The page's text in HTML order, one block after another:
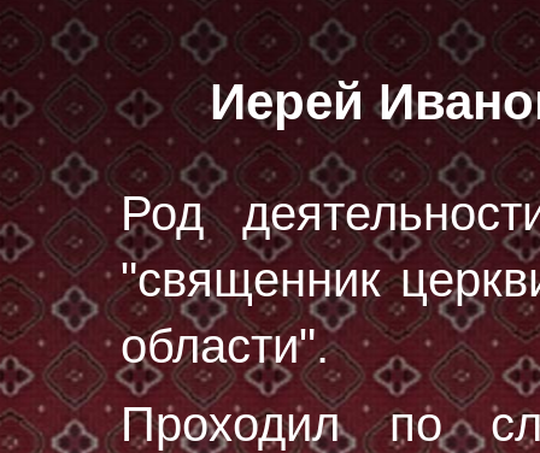
Иерей
Род
"священник
области".
Проходил по